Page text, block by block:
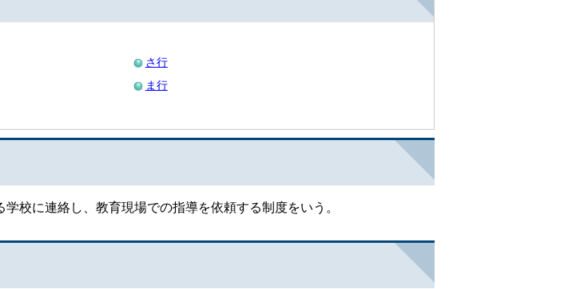
さ行
ま行
校に連絡し、教育現場での指導を依頼する制度をいう。